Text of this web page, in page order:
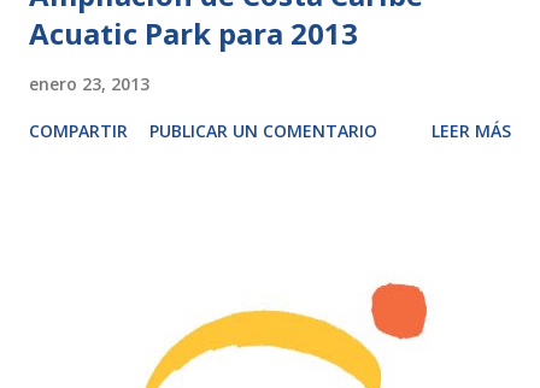
Acuatic Park para 2013
enero 23, 2013
COMPARTIR PUBLICAR UN COMENTARIO LEER MÁS